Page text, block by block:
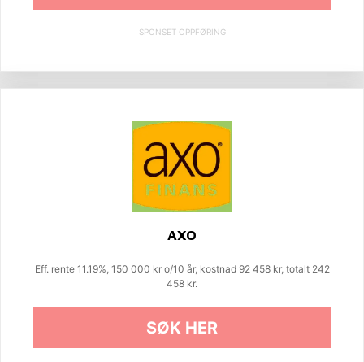
SPONSET OPPFØRING
AXO
Eff. rente 11.19%, 150 000 kr o/10 år, kostnad 92 458 kr, totalt 242
458 kr.
SØK HER